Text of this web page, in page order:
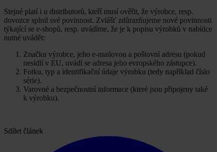
Stejné platí i u distributorů, kteří musí ověřit, že výrobce, resp.
dovozce splnil své povinnost. Zvlášť zdůrazňujeme nové povinnosti
týkající se e-shopů, resp. uvádíme, že je k popisu výrobků v nabídce
nutné uvádět:
Značku výrobce, jeho e-mailovou a poštovní adresu (pokud
nesídlí v EU, uvádí se adresa jeho evropského zástupce).
Fotku, typ a identifikační údaje výrobku (tedy například číslo
série).
Varovné a bezpečnostní informace (které jsou připojeny také
k výrobku).
Sdílet článek